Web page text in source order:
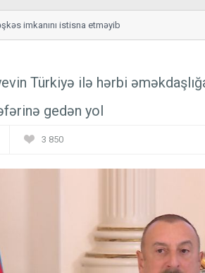
imkanını istisna etməyib
Türkiyə ilə hərbi
gedən yol
3 850